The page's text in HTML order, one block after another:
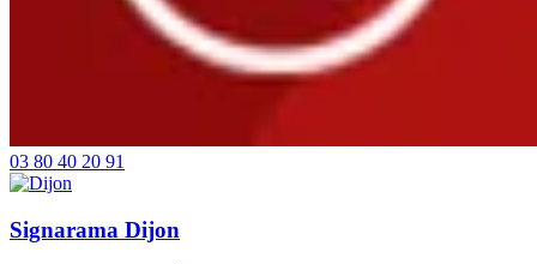
03 80 40 20 91
Signarama Dijon